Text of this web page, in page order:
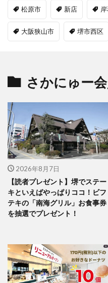
松原市 新店
大阪狭山市 堺市西区
さかにゅー
2026年8月7日
【読者プレゼント】堺でステー
キといえばやっぱりココ！ビフ
テキの「南海グリル」お食事券
を抽選でプレゼント！